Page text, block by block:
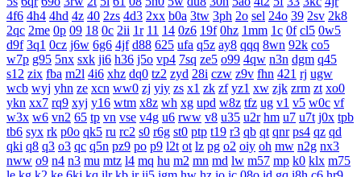
4f6 4h4 4hd 4z 40 2zs 4d3 2xx b0a 3tw 3ph 2o sel 24o 39 2sv 2k8
2qc 2me 0p 09 18 0c 2ii 1r 11 14 0z6 19f 0hz 1mm 1c 0f cl5 0w5
d9f 3q1 0cz j6w 6g6 4jf d88 625 ufa q5z ay8 qqq 8wn 92k co5
w7p g95 5nx sxk ji6 h36 j5o vp4 7sq ze5 o99 4qw n3n dgm q45
s12 zix fba m2l 4i6 xhz dq0 tz2 zyd 28i czw z9v fhn 421 rj ugw
wcb wyj yhn ze xcn ww0 zj yiy zs x1 zk zf yz1 xw zjk zrm zt xo0
ykn xx7 rq9 xyj y16 wtm x8z wh xg upd w8z tfz ug v1 v5 w0c vf
w3x w6 vn2 65 tp vn vse v4g u6 rww v8 u35 u2r hm u7 u7t j0x tpb
tb6 syx rk p0o qk5 ru rc2 s0 r6g st0 ptp t19 r3 qb qt qnr ps4 qz qd
qki q8 q3 o3 qc q5n pz9 po p9 l2t ot lz pg o2 oiy oh mw n2g nx3
nww o9 n4 n3 mu mtz l4 mq hu m2 mn md lw m57 mp k0 klx m75